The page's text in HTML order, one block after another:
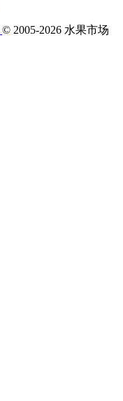
© 2005-2026 水果市场